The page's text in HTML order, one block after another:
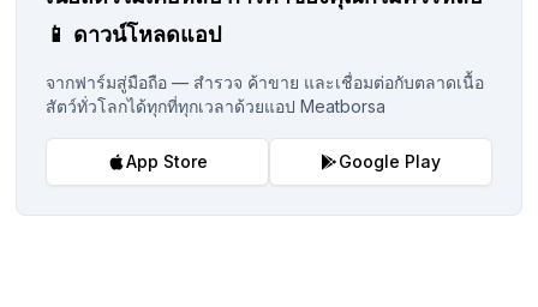
📱 ดาวน์โหลดแอป
จากฟาร์มสู่มือถือ — สำรวจ ค้าขาย และเชื่อมต่อกับตลาดเนื้อ
สัตว์ทั่วโลกได้ทุกที่ทุกเวลาด้วยแอป Meatborsa
App Store Google Play